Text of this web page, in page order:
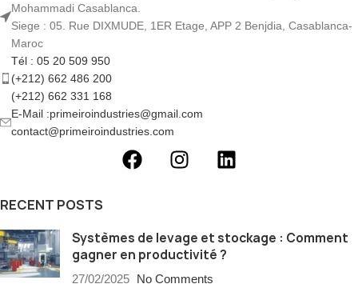
Mohammadi Casablanca.
Siege : 05. Rue DIXMUDE, 1ER Etage, APP 2 Benjdia, Casablanca-
Maroc
Tél : 05 20 509 950
(+212) 662 486 200
(+212) 662 331 168
E-Mail :primeiroindustries@gmail.com
contact@primeiroindustries.com
RECENT POSTS
Systèmes de levage et stockage : Comment
gagner en productivité ?
27/02/2025 No Comments